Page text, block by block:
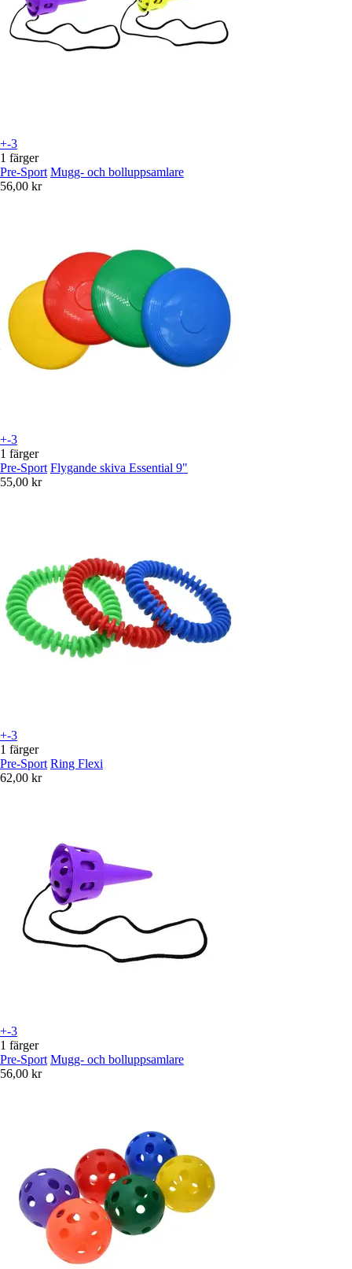
+-3
1 färger
Pre-Sport Mugg- och bolluppsamlare
56,00 kr
+-3
1 färger
Pre-Sport Flygande skiva Essential 9"
55,00 kr
+-3
1 färger
Pre-Sport Ring Flexi
62,00 kr
+-3
1 färger
Pre-Sport Mugg- och bolluppsamlare
56,00 kr